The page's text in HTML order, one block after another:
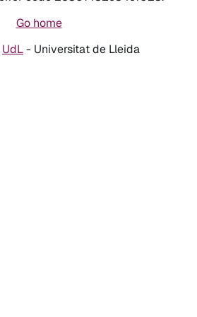
Go home
UdL- Universitat de Lleida